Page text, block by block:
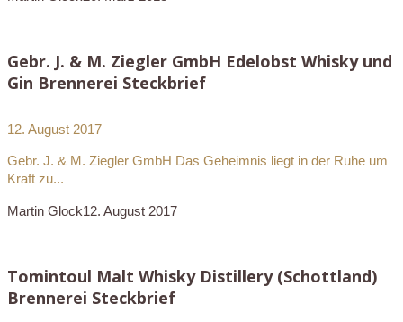
Gebr. J. & M. Ziegler GmbH Edelobst Whisky und
Gin Brennerei Steckbrief
12. August 2017
Gebr. J. & M. Ziegler GmbH Das Geheimnis liegt in der Ruhe um
Kraft zu...
Martin Glock12. August 2017
Tomintoul Malt Whisky Distillery (Schottland)
Brennerei Steckbrief